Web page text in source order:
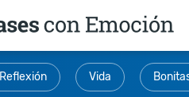
Reflexión Vida